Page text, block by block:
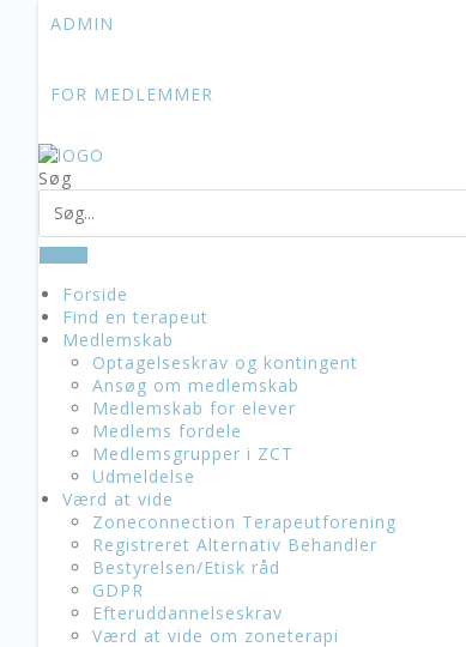
ADMIN
FOR MEDLEMMER
Søg
Forside
Find en terapeut
Medlemskab
Optagelseskrav og kontingent
Ansøg om medlemskab
Medlemskab for elever
Medlems fordele
Medlemsgrupper i ZCT
Udmeldelse
Værd at vide
Zoneconnection Terapeutforening
Registreret Alternativ Behandler
Bestyrelsen/Etisk råd
GDPR
Efteruddannelseskrav
Værd at vide om zoneterapi